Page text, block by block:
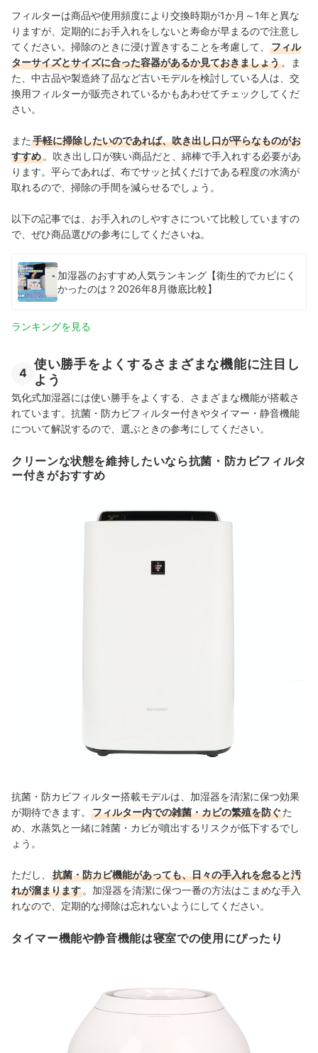
フィルターは商品や使用頻度により交換時期が1か月～1年と異な
りますが、定期的にお手入れをしないと寿命が早まるので注意し
てください。掃除のときに浸け置きすることを考慮して、
フィル
ターサイズとサイズに合った容器があるか見ておきましょう。ま
た、中古品や製造終了品など古いモデルを検討している人は、交
換用フィルターが販売されているかもあわせてチェックしてくだ
さい。
また 手軽に掃除したいのであれば、吹き出し口が平らなものがお
すすめ。吹き出し口が狭い商品だと、綿棒で手入れする必要があ
ります。平らであれば、布でサッと拭くだけである程度の水滴が
取れるので、掃除の手間を減らせるでしょう。
以下の記事では、お手入れのしやすさについて比較していますの
で、ぜひ商品選びの参考にしてくださいね。
加湿器のおすすめ人気ランキング【衛生的でカビにく
かったのは？2026年8月徹底比較】
ランキングを見る
4
使い勝手をよくするさまざまな機能に注目し
よう
気化式加湿器には使い勝手をよくする、さまざまな機能が搭載さ
れています。抗菌・防カビフィルター付きやタイマー・静音機能
について解説するので、選ぶときの参考にしてください。
クリーンな状態を維持したいなら抗菌・防カビフィルタ
ー付きがおすすめ
抗菌・防カビフィルター搭載モデルは、加湿器を清潔に保つ効果
が期待できます。
フィルター内での雑菌・カビの繁殖を防ぐた
め、水蒸気と一緒に雑菌・カビが噴出するリスクが低下するでし
ょう。
ただし、
抗菌・防カビ機能があっても、日々の手入れを怠ると汚
れが溜まります。加湿器を清潔に保つ一番の方法はこまめな手入
れなので、定期的な掃除は忘れないようにしてください。
タイマー機能や静音機能は寝室での使用にぴったり